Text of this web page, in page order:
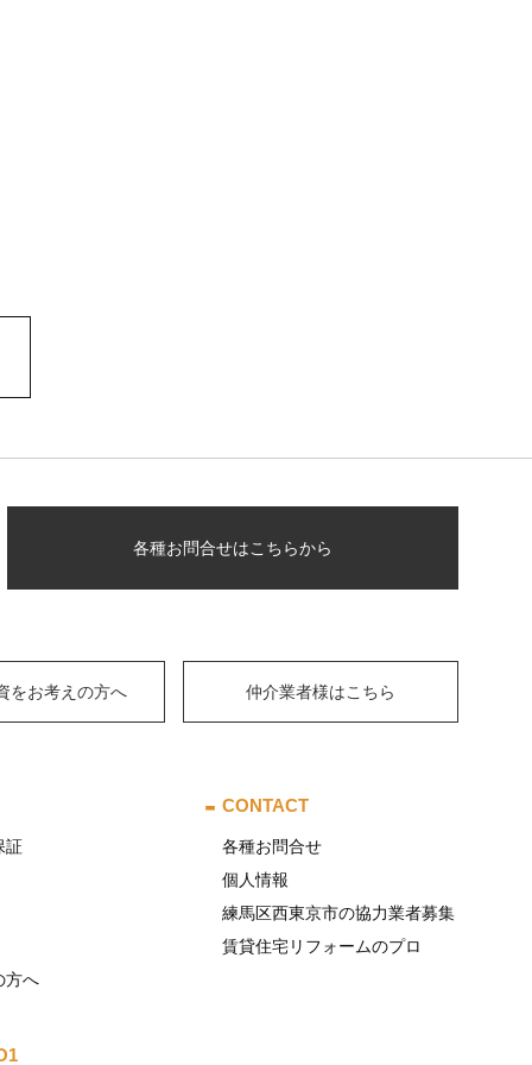
各種お問合せはこちらから
をお考えの方へ 仲介業者様はこちら
証
方へ
CONTACT
各種お問合せ
個人情報
練馬区西東京市の協力業者募集
賃貸住宅リフォームのプロ